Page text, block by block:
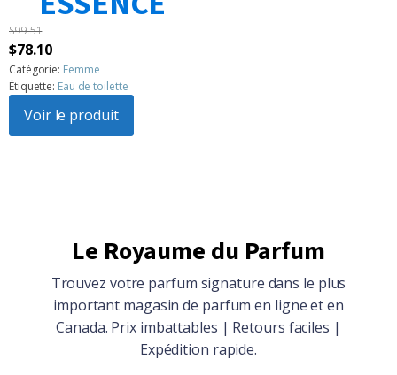
$99.51
Le
prix
initial
était :
$99.51.
$78.10Le
prix
actuel
est :
$78.10.
Catégorie: Femme
Étiquette: Eau de toilette
Voir le produit
Le Royaume du Parfum
Trouvez votre parfum signature dans le plus
important magasin de parfum en ligne et en
Canada. Prix imbattables | Retours faciles |
Expédition rapide.